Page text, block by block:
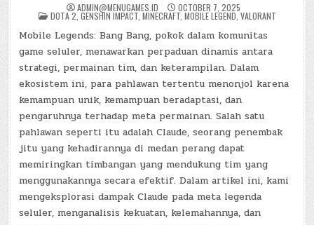
ADMIN@MENUGAMES.ID OCTOBER 7, 2025
POSTED
IN
DOTA 2 GENSHIN IMPACT, MINECRAFT, MOBILE LEGEND VALORANT
Mobile Legends: Bang Bang, pokok dalam komunitas
game seluler, menawarkan perpaduan dinamis antara
strategi, permainan tim, dan keterampilan. Dalam
ekosistem ini, para pahlawan tertentu menonjol karena
kemampuan unik, kemampuan beradaptasi, dan
pengaruhnya terhadap meta permainan. Salah satu
pahlawan seperti itu adalah Claude, seorang penembak
jitu yang kehadirannya di medan perang dapat
memiringkan timbangan yang mendukung tim yang
menggunakannya secara efektif. Dalam artikel ini, kami
mengeksplorasi dampak Claude pada meta legenda
seluler, menganalisis kekuatan, kelemahannya, dan